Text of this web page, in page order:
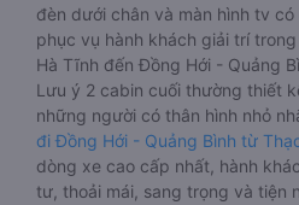
đèn dưới chân và màn hình tv
phục vụ hành khách giải trí
Hà Tĩnh đến Đồng Hới - Quảng
Lưu ý 2 cabin cuối thường thiết
những người có thân hình nhỏ
đi Đồng Hới - Quảng Bình từ
dòng xe cao cấp nhất, hành
tư, thoải mái, sang trọng và tiện